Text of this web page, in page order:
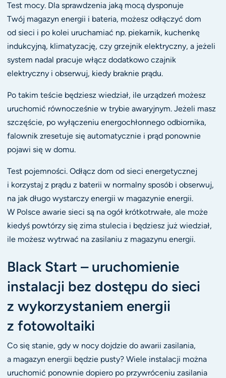
Test mocy. Dla sprawdzenia jaką mocą dysponuje
Twój magazyn energii i bateria, możesz odłączyć dom
od sieci i po kolei uruchamiać np. piekarnik, kuchenkę
indukcyjną, klimatyzację, czy grzejnik elektryczny, a jeżeli
system nadal pracuje włącz dodatkowo czajnik
elektryczny i obserwuj, kiedy braknie prądu.
Po takim teście będziesz wiedział, ile urządzeń możesz
uruchomić równocześnie w trybie awaryjnym. Jeżeli masz
szczęście, po wyłączeniu energochłonnego odbiornika,
falownik zresetuje się automatycznie i prąd ponownie
pojawi się w domu.
Test pojemności. Odłącz dom od sieci energetycznej
i korzystaj z prądu z baterii w normalny sposób i obserwuj,
na jak długo wystarczy energii w magazynie energii.
W Polsce awarie sieci są na ogół krótkotrwałe, ale może
kiedyś powtórzy się zima stulecia i będziesz już wiedział,
ile możesz wytrwać na zasilaniu z magazynu energii.
Black Start – uruchomienie
instalacji bez dostępu do sieci
z wykorzystaniem energii
z fotowoltaiki
Co się stanie, gdy w nocy dojdzie do awarii zasilania,
a magazyn energii będzie pusty? Wiele instalacji można
uruchomić ponownie dopiero po przywróceniu zasilania